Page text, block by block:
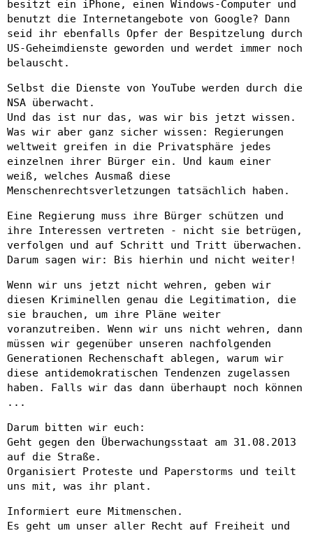
besitzt ein iPhone, einen Windows-Computer und
benutzt die Internetangebote von Google? Dann
seid ihr ebenfalls Opfer der Bespitzelung durch
US-Geheimdienste geworden und werdet immer noch
belauscht.
Selbst die Dienste von YouTube werden durch die
NSA überwacht.
Und das ist nur das, was wir bis jetzt wissen.
Was wir aber ganz sicher wissen: Regierungen
weltweit greifen in die Privatsphäre jedes
einzelnen ihrer Bürger ein. Und kaum einer
weiß, welches Ausmaß diese
Menschenrechtsverletzungen tatsächlich haben.
Eine Regierung muss ihre Bürger schützen und
ihre Interessen vertreten - nicht sie betrügen,
verfolgen und auf Schritt und Tritt überwachen.
Darum sagen wir: Bis hierhin und nicht weiter!
Wenn wir uns jetzt nicht wehren, geben wir
diesen Kriminellen genau die Legitimation, die
sie brauchen, um ihre Pläne weiter
voranzutreiben. Wenn wir uns nicht wehren, dann
müssen wir gegenüber unseren nachfolgenden
Generationen Rechenschaft ablegen, warum wir
diese antidemokratischen Tendenzen zugelassen
haben. Falls wir das dann überhaupt noch können
...
Darum bitten wir euch:
Geht gegen den Überwachungsstaat am 31.08.2013
auf die Straße.
Organisiert Proteste und Paperstorms und teilt
uns mit, was ihr plant.
Informiert eure Mitmenschen.
Es geht um unser aller Recht auf Freiheit und